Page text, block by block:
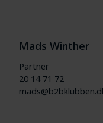
Mads Winther
Partner
20 14 71 72